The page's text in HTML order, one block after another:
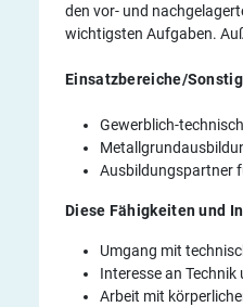
den vor- und
wichtigsten Aufgaben.
Einsatzbereiche/
Gewerblich-
Ausbildungspartner
Diese Fähigkeiten und
Umgang mit
Interesse an
Arbeit mit